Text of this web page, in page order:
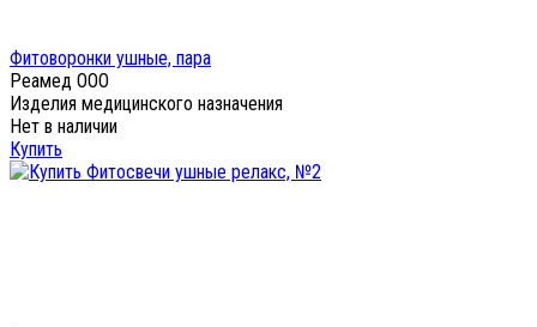
Фитоворонки ушные, пара
Реамед ООО
Изделия медицинского назначения
Нет в наличии
Купить